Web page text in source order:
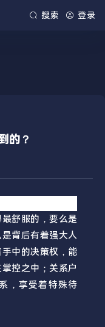
header.php on line
搜索 登录
的？
舒服的，要么是
背后有着强大人
中的决策权，能
控之中；关系户
，享受着特殊待